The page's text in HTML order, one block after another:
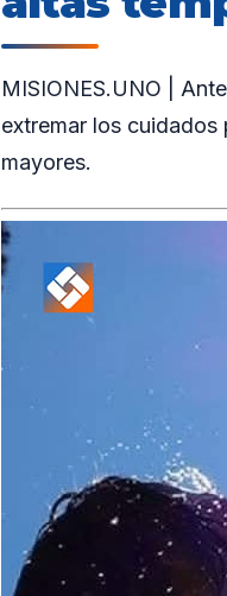
MISIONES.UNO |
extremar los
mayores.